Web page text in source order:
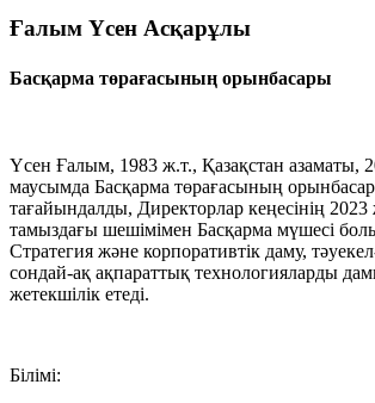
Ғалым Үсен Асқарұлы
Басқарма төрағасының орынбасары
Үсен Ғалым, 1983 ж.т., Қазақстан азаматы,
маусымда Басқарма төрағасының
тағайындалды, Директорлар кеңесінің
тамыздағы шешімімен Басқарма мүшесі
Стратегия және корпоративтік даму,
сондай-ақ ақпараттық технологияларды
жетекшілік етеді.
Білімі: